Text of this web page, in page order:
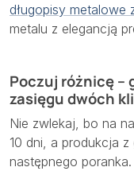
długopisy metalowe
metalu z elegancją
Poczuj różnicę –
zasięgu dwóch
Nie zwlekaj, bo na
10 dni, a produkcja
następnego